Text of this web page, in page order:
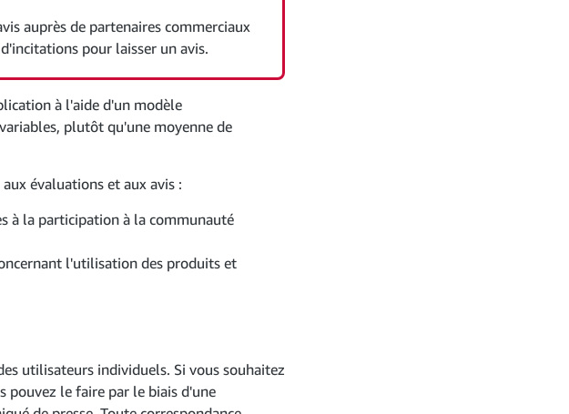
auprès de partenaires commerciaux
pour laisser un avis.
à l'aide d'un modèle
plutôt qu'une moyenne de
évaluations et aux avis :
à la participation à la communauté
l'utilisation des produits et
utilisateurs individuels. Si vous souhaitez
pouvez le faire par le biais d'une